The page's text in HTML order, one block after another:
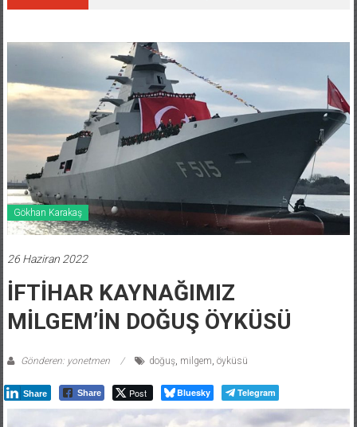
Gökhan Karakaş
26 Haziran 2022
İFTİHAR KAYNAĞIMIZ
MİLGEM’İN DOĞUŞ ÖYKÜSÜ
Gönderen: yonetmen doğuş, milgem, öyküsü
Share Share Post Bluesky Telegram